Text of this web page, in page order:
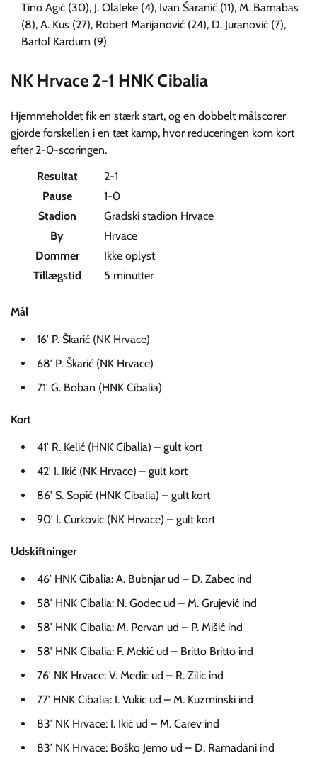
Tino Agić (30), J. Olaleke (4), Ivan Šaranić (11), M. Barnabas
(8), A. Kus (27), Robert Marijanović (24), D. Juranović (7),
Bartol Kardum (9)
NK Hrvace 2-1 HNK Cibalia
Hjemmeholdet fik en stærk start, og en dobbelt målscorer
gjorde forskellen i en tæt kamp, hvor reduceringen kom kort
efter 2-0-scoringen.
Resultat
2-1
Pause
1-0
Stadion
Gradski stadion Hrvace
By
Hrvace
Dommer
Ikke oplyst
Tillægstid
5 minutter
Mål
16′ P. Škarić (NK Hrvace)
68′ P. Škarić (NK Hrvace)
71′ G. Boban (HNK Cibalia)
Kort
41′ R. Kelić (HNK Cibalia) – gult kort
42′ I. Ikić (NK Hrvace) – gult kort
86′ S. Sopić (HNK Cibalia) – gult kort
90′ I. Curkovic (NK Hrvace) – gult kort
Udskiftninger
46′ HNK Cibalia: A. Bubnjar ud – D. Zabec ind
58′ HNK Cibalia: N. Godec ud – M. Grujević ind
58′ HNK Cibalia: M. Pervan ud – P. Mišić ind
58′ HNK Cibalia: F. Mekić ud – Britto Britto ind
76′ NK Hrvace: V. Medic ud – R. Zilic ind
77′ HNK Cibalia: I. Vukic ud – M. Kuzminski ind
83′ NK Hrvace: I. Ikić ud – M. Carev ind
83′ NK Hrvace: Boško Jemo ud – D. Ramadani ind